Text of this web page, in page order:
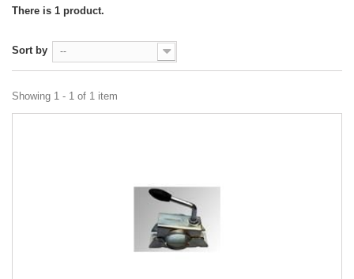
There is 1 product.
Sort by --
Showing 1 - 1 of 1 item